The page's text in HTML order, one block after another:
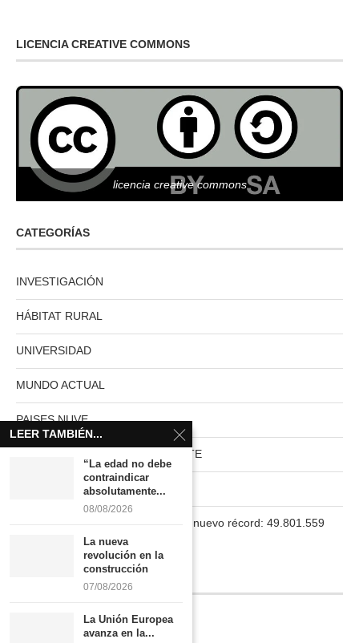
LICENCIA CREATIVE COMMONS
licencia creative commons
CATEGORÍAS
INVESTIGACIÓN
HÁBITAT RURAL
UNIVERSIDAD
MUNDO ACTUAL
PAISES NUVE
HABITAT RURAL AUTOSUFICIENTE
La población en España marca un nuevo récord: 49.801.559
Quiénes somos
LEER TAMBIÉN...
“La edad no debe
contraindicar
absolutamente...
08/08/2026
La nueva
revolución en la
construcción
07/08/2026
La Unión Europea
avanza en la...